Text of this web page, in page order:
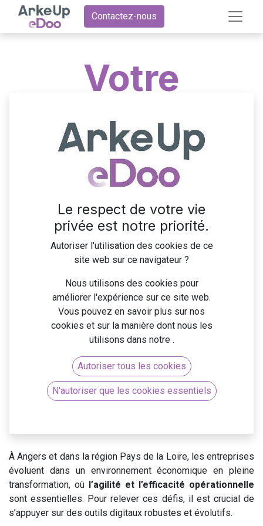
Contactez-nous
Votre
partenaire
Odoo à
Angers –
Proximité,
expertise,
performance
À Angers et dans la région Pays de la Loire, les entreprises
évoluent dans un environnement économique en pleine
transformation, où l’agilité et l’efficacité opérationnelle
sont essentielles. Pour relever ces défis, il est crucial de
s’appuyer sur des outils digitaux robustes et évolutifs.
Le respect de votre vie
privée est notre priorité.
Autoriser l'utilisation des cookies de ce
site web sur ce navigateur ?
Nous utilisons des cookies pour
améliorer l'expérience sur ce site web.
Vous pouvez en savoir plus sur nos
cookies et sur la manière dont nous les
utilisons dans notre .
Autoriser tous les cookies
N'autoriser que les cookies essentiels